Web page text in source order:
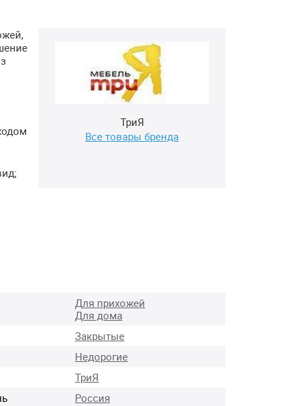
ТриЯ
Все товары бренда
Для прихожей
Для дома
Закрытые
Недорогие
ТриЯ
Россия